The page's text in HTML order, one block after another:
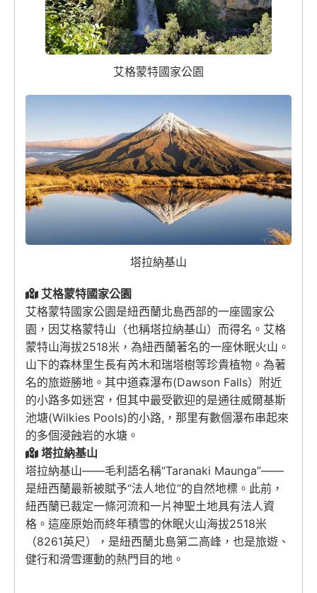
艾格蒙特國家公園
塔拉納基山
艾格蒙特國家公園
艾格蒙特國家公園是紐西蘭北島西部的一座國家公
園，因艾格蒙特山（也稱塔拉納基山）而得名。艾格
蒙特山海拔2518米，為紐西蘭著名的一座休眠火山。
山下的森林里生長有芮木和瑞塔樹等珍貴植物。為著
名的旅遊勝地。其中道森瀑布(Dawson Falls）附近
的小路多如迷宮，但其中最受歡迎的是通往威爾基斯
池塘(Wilkies Pools)的小路,，那里有數個瀑布串起來
的多個浸蝕岩的水塘。
塔拉納基山
塔拉納基山——毛利語名稱“Taranaki Maunga”——
是紐西蘭最新被賦予“法人地位”的自然地標。此前，
紐西蘭已裁定一條河流和一片神聖土地具有法人資
格。這座原始而終年積雪的休眠火山海拔2518米
（8261英尺），是紐西蘭北島第二高峰，也是旅遊、
健行和滑雪運動的熱門目的地。